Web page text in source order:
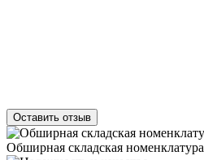
Оставить отзыв
Обширная складская номенклатура